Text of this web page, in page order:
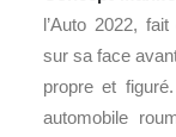
l’Auto 2022,
sur sa face
propre et
automobile